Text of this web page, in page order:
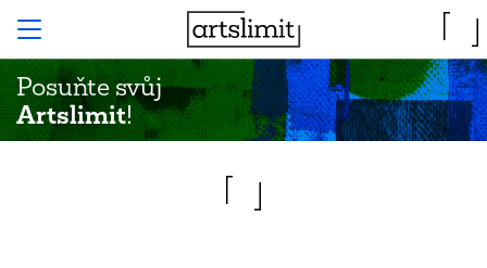
Posuňte svůj
Artslimit!